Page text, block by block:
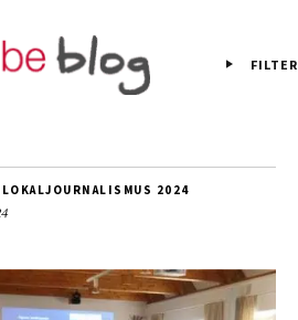
FILTER
LOKALJOURNALISMUS 2024